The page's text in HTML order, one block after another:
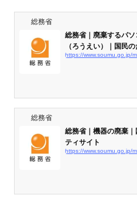
総務省
総務省｜廃棄するパ
（ろうえい）｜国民
総務省
総務省｜機器の廃棄
ティサイト